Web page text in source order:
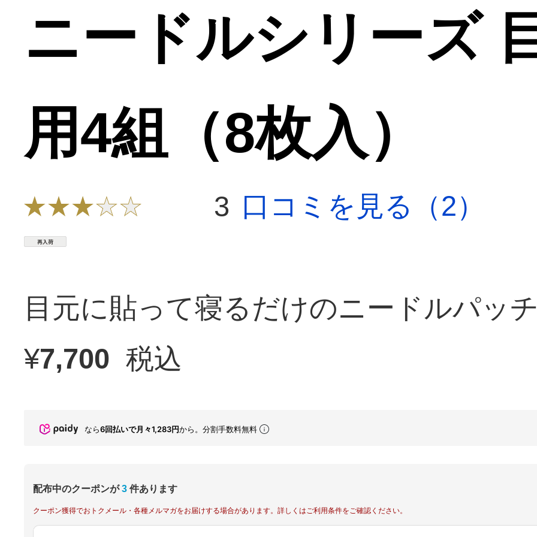
ニードルシリーズ
用4組（8枚入）
3 口コミを見る（2）
目元に貼って寝るだけのニードルパッ
¥7,700 税込
なら6回払いで月々1,283円から。分割手数料無料
配布中のクーポンが 3 件あります
クーポン獲得でおトクメール・各種メルマガをお届けする場合があります。詳しくはご利用条件をご確認ください。